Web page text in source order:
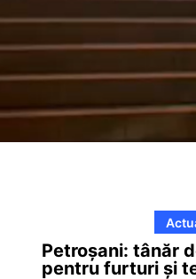
Petroșani: tânăr
pentru furturi și